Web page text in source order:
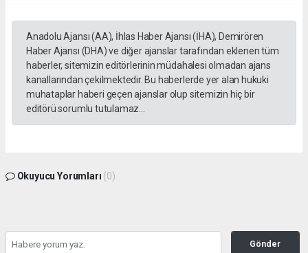
Anadolu Ajansı (AA), İhlas Haber Ajansı (İHA), Demirören
Haber Ajansı (DHA) ve diğer ajanslar tarafından eklenen tüm
haberler, sitemizin editörlerinin müdahalesi olmadan ajans
kanallarından çekilmektedir. Bu haberlerde yer alan hukuki
muhataplar haberi geçen ajanslar olup sitemizin hiç bir
editörü sorumlu tutulamaz...
Okuyucu Yorumları (0)
Gönder